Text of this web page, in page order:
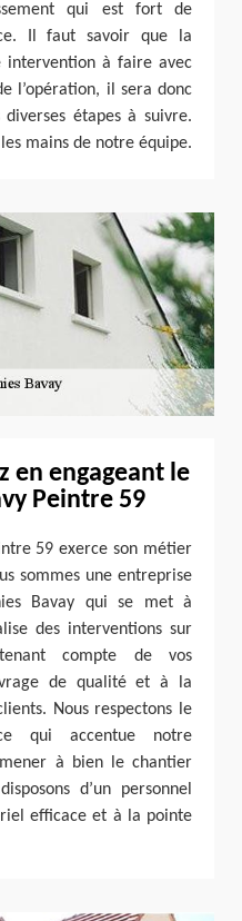
qui est fort de
Il faut savoir que la
intervention à faire avec
l’opération, il sera donc
étapes à suivre.
mains de notre équipe.
en engageant le
Peintre 59
59 exerce son métier
sommes une entreprise
Bavay qui se met à
des interventions sur
compte de vos
de qualité et à la
Nous respectons le
qui accentue notre
à bien le chantier
d’un personnel
efficace et à la pointe